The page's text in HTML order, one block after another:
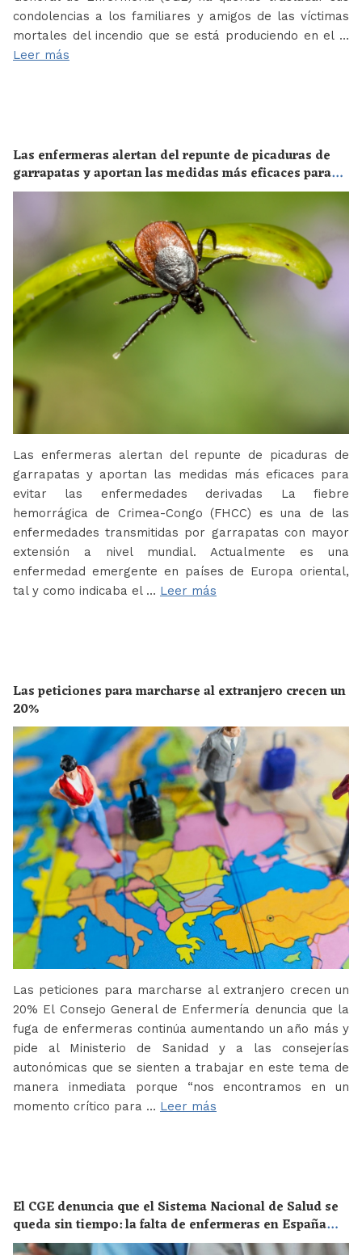
condolencias a los familiares y amigos de las víctimas
mortales del incendio que se está produciendo en el …
Leer más
Las enfermeras alertan del repunte de picaduras de
garrapatas y aportan las medidas más eficaces para
evitar las enfermedades derivadas
Las enfermeras alertan del repunte de picaduras de
garrapatas y aportan las medidas más eficaces para
evitar las enfermedades derivadas La fiebre
hemorrágica de Crimea-Congo (FHCC) es una de las
enfermedades transmitidas por garrapatas con mayor
extensión a nivel mundial. Actualmente es una
enfermedad emergente en países de Europa oriental,
tal y como indicaba el … Leer más
Las peticiones para marcharse al extranjero crecen un
20%
Las peticiones para marcharse al extranjero crecen un
20% El Consejo General de Enfermería denuncia que la
fuga de enfermeras continúa aumentando un año más y
pide al Ministerio de Sanidad y a las consejerías
autonómicas que se sienten a trabajar en este tema de
manera inmediata porque “nos encontramos en un
momento crítico para … Leer más
El CGE denuncia que el Sistema Nacional de Salud se
queda sin tiempo: la falta de enfermeras en España
supone un riesgo enorme para la salud de toda la